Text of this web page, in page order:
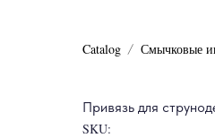
Catalog Смычковые
Привязь для
SKU: